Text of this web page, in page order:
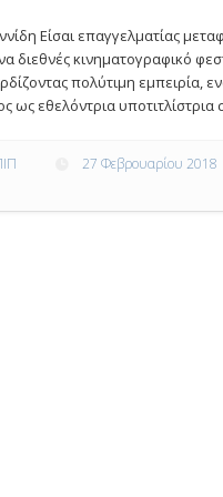
Είσαι επαγγελματίας
διεθνές κινηματογραφικό
πολύτιμη
ως εθελόντρια
27 Φεβρουαρίου 2018